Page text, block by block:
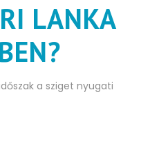
LANKA
a sziget nyugati